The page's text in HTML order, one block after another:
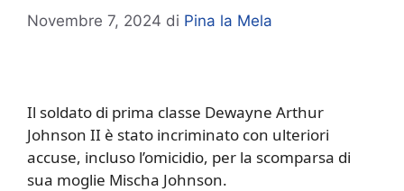
Novembre 7, 2024 di Pina la Mela
Il soldato di prima classe Dewayne Arthur
Johnson II è stato incriminato con ulteriori
accuse, incluso l’omicidio, per la scomparsa di
sua moglie Mischa Johnson.